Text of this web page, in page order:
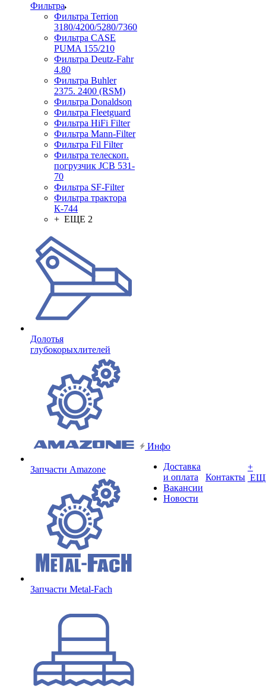
Фильтра
Фильтра Terrion
3180/4200/5280/7360
Фильтра CASE
PUMA 155/210
Фильтра Deutz-Fahr
4.80
Фильтра Buhler
2375. 2400 (RSM)
Фильтра Donaldson
Фильтра Fleetguard
Фильтра HiFi Filter
Фильтра Mann-Filter
Фильтра Fil Filter
Фильтра телескоп.
погрузчик JCB 531-
70
Фильтра SF-Filter
Фильтра трактора
К-744
+ ЕЩЕ 2
Долотья
глубокорыхлителей
Запчасти Amazone
Запчасти Metal-Fach
Инфо
Доставка
и оплата
Вакансии
Новости
Контакты
+